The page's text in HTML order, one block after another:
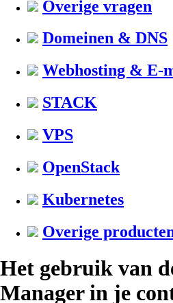
Overige vragen
Domeinen & DNS
Webhosting & E-
STACK
VPS
OpenStack
Kubernetes
Overige
Het gebruik van
Manager in je